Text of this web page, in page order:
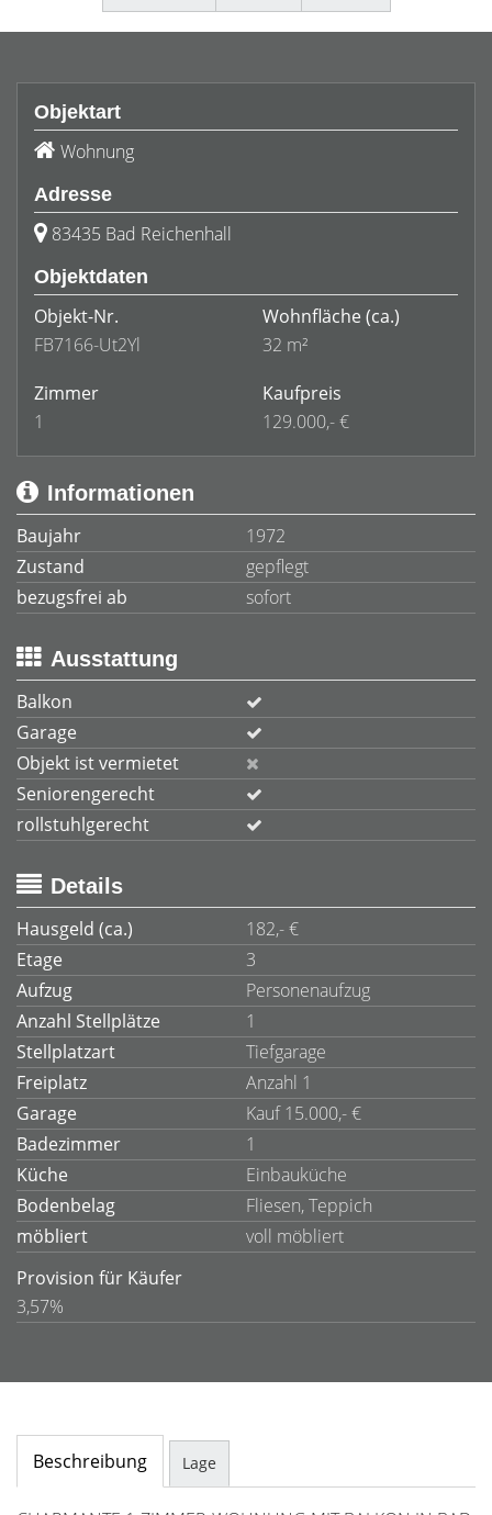
Objektart
Wohnung
Adresse
83435 Bad Reichenhall
Objektdaten
Objekt-Nr.
FB7166-Ut2Yl
Wohnfläche (ca.)
32 m²
Zimmer
1
Kaufpreis
129.000,- €
Informationen
Baujahr
1972
Zustand
gepflegt
bezugsfrei ab
sofort
Ausstattung
Balkon
Garage
Objekt ist vermietet
Seniorengerecht
rollstuhlgerecht
Details
Hausgeld (ca.)
182,- €
Etage
3
Aufzug
Personenaufzug
Anzahl Stellplätze
1
Stellplatzart
Tiefgarage
Freiplatz
Anzahl 1
Garage
Kauf 15.000,- €
Badezimmer
1
Küche
Einbauküche
Bodenbelag
Fliesen, Teppich
möbliert
voll möbliert
Provision für Käufer
3,57%
Beschreibung Lage